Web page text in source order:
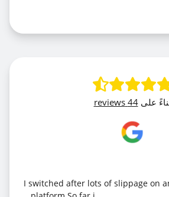
على 44 reviews
I switched after lots of slippage on